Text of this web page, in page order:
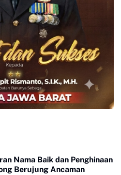
Nama Baik dan Penghinaan
Berujung Ancaman